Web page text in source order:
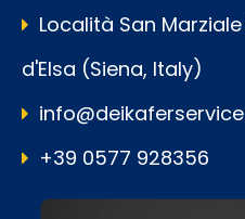
Località San
d'Elsa (Siena, Italy)
+39 0577 928356